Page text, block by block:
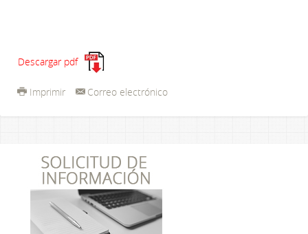
Descargar pdf
Imprimir Correo electrónico